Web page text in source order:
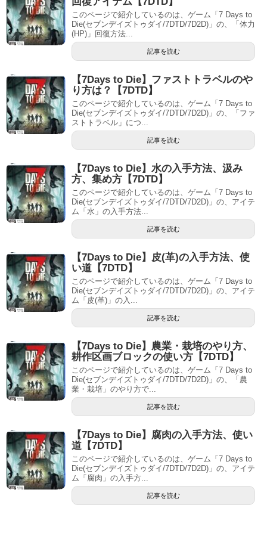
このページで紹介しているのは、ゲーム「7 Days to
Die(セブンデイズトゥダイ/7DTD/7D2D)」の、「体力
(HP)」回復方法...
記事を読む
【7Days to Die】ファストトラベルのや
り方は？【7DTD】
このページで紹介しているのは、ゲーム「7 Days to
Die(セブンデイズトゥダイ/7DTD/7D2D)」の、「ファ
ストトラベル」につ...
記事を読む
【7Days to Die】水の入手方法、汲み
方、集め方【7DTD】
このページで紹介しているのは、ゲーム「7 Days to
Die(セブンデイズトゥダイ/7DTD/7D2D)」の、アイテ
ム「水」の入手方法...
記事を読む
【7Days to Die】皮(革)の入手方法、使
い道【7DTD】
このページで紹介しているのは、ゲーム「7 Days to
Die(セブンデイズトゥダイ/7DTD/7D2D)」の、アイテ
ム「皮(革)」の入...
記事を読む
【7Days to Die】農業・栽培のやり方、
耕作区画ブロックの使い方【7DTD】
このページで紹介しているのは、ゲーム「7 Days to
Die(セブンデイズトゥダイ/7DTD/7D2D)」の、「農
業・栽培」のやり方で...
記事を読む
【7Days to Die】腐肉の入手方法、使い
道【7DTD】
このページで紹介しているのは、ゲーム「7 Days to
Die(セブンデイズトゥダイ/7DTD/7D2D)」の、アイテ
ム「腐肉」の入手方...
記事を読む